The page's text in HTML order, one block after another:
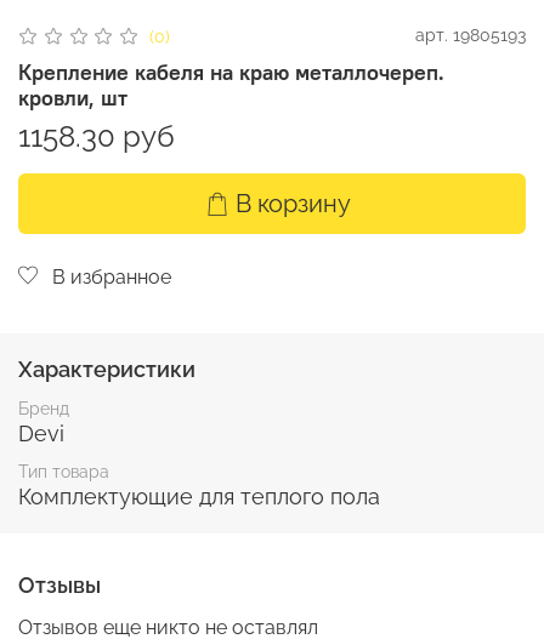
(0) арт. 19805193
Крепление кабеля на краю металлочереп.
кровли, шт
1158.30 руб
В корзину
В избранное
Характеристики
Бренд
Devi
Тип товара
Комплектующие для теплого пола
Отзывы
Отзывов еще никто не оставлял